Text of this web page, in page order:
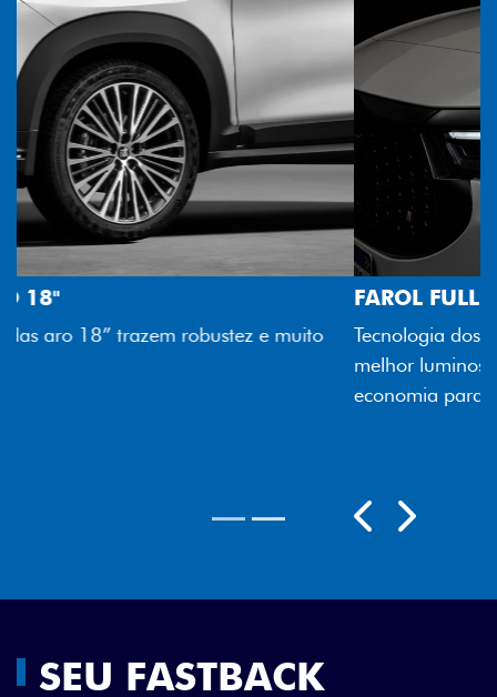
FAROL FULL LED
Tecnologia dos faróis totalmente em LED garante
melhor luminosidade, maior durabilidade e mais
Rodas aro 18"
SEU FASTBACK